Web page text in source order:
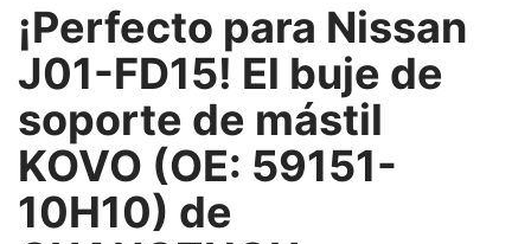
¡Perfecto para Nissan
J01-FD15! El buje de
soporte de mástil
KOVO (OE: 59151-
10H10) de